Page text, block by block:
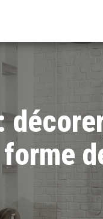
forme